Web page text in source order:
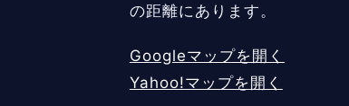
の距離にあります。
Googleマップを開く
Yahoo!マップを開く